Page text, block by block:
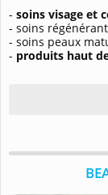
- soins visage et
- soins
- soins peaux
- produits haut